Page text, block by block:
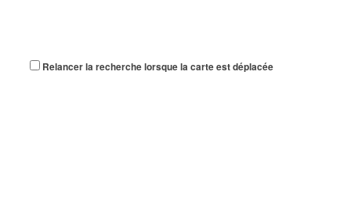
Relancer la recherche lorsque la carte est déplacée